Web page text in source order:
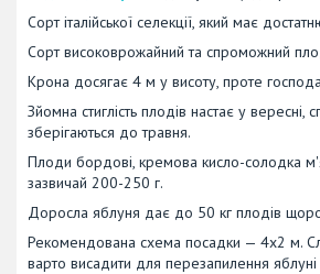
Сорт італійської селекції, який має
Сорт високоврожайний та спроможний
Крона досягає 4 м у висоту, проте
Зйомна стиглість плодів настає у
зберігаються до травня.
Плоди бордові, кремова кисло-солодка
зазвичай 200-250 г.
Доросла яблуня дає до 50 кг плодів
Рекомендована схема посадки — 4х2 м.
варто висадити для перезапилення